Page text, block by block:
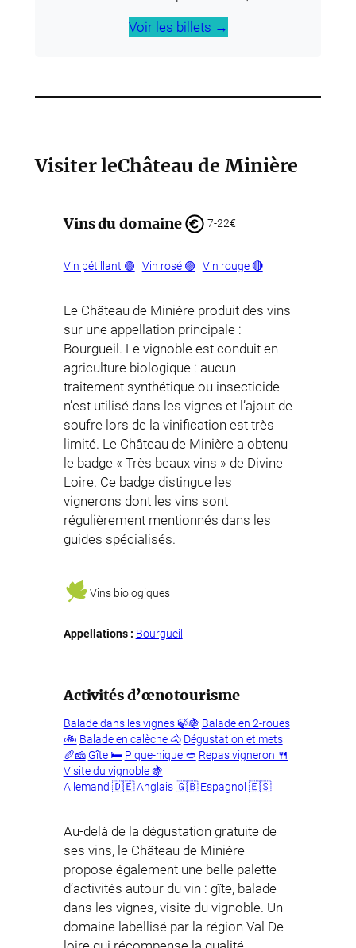
Voir les billets →
Visiter leChâteau de Minière
Vins du domaine 7-22€
Vin pétillant 🟢 Vin rosé 🟣 Vin rouge 🔴
Le Château de Minière produit des vins
sur une appellation principale :
Bourgueil. Le vignoble est conduit en
agriculture biologique : aucun
traitement synthétique ou insecticide
n’est utilisé dans les vignes et l’ajout de
soufre lors de la vinification est très
limité. Le Château de Minière a obtenu
le badge « Très beaux vins » de Divine
Loire. Ce badge distingue les
vignerons dont les vins sont
régulièrement mentionnés dans les
guides spécialisés.
Vins biologiques
Appellations : Bourgueil
Activités d’œnotourisme
Balade dans les vignes 🍃🍇 Balade en 2-roues
🚲 Balade en calèche 🐴 Dégustation et mets
🥖🧀 Gîte 🛏️ Pique-nique 🥙 Repas vigneron 🍴
Visite du vignoble 🍇
Allemand 🇩🇪Anglais 🇬🇧 Espagnol 🇪🇸
Au-delà de la dégustation gratuite de
ses vins, le Château de Minière
propose également une belle palette
d’activités autour du vin : gîte, balade
dans les vignes, visite du vignoble. Un
domaine labellisé par la région Val De